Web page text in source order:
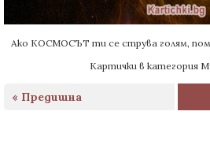
Ако КОСМОСЪТ ти се струва голям,
Картички в категория
« Предишна